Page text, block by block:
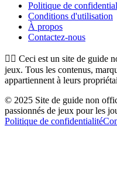
Politique de
Conditions d'utilisation
À propos
Contactez-nous
👉🏻 Ceci est un site de guide
jeux. Tous les contenus,
appartiennent à leurs
© 2025 Site de guide non
passionnés de jeux pour les
Politique de confidentialité